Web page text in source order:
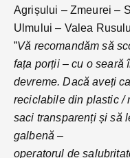
Agrișului – Zmeurei –
Ulmului – Valea
”Vă recomandăm să
fața porții – cu o seară
devreme. Dacă aveți
reciclabile din plastic /
saci transparenți și să
galbenă –
operatorul de